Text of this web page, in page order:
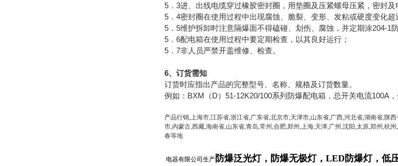
5．3进、出线电缆穿过橡胶密封圈，用垫圈
5．4密封圈在使用过程中出现腐蚀、脆裂、变形、发粘或硬度变化
5．5维护拆卸时注意隔爆面不得磕碰、划伤、腐蚀，并定期涂204-1
5．6配电箱在使用过程中要定期检查，以其良好运行；
5．7非人员严禁开盖维修、检查。
6、订货需知
订货时应指出产品的完整型号、名称、规格及订货数量。
例如：BXM（D）51-12K20/100系列防爆配电箱，总开关电流100A，
产品行销,上海市,江苏省,浙江省,广东省,北京市,天津市,山东省,广西,河北省,湖南省,陕
市,内蒙古,西藏,海南省,山东省,青岛,常州,合肥,郑州,上海,天津,广州,沈阳,太原,郑州,杭
春等地
电器有限公司生产 防爆泛光灯，防爆无极灯，LED防爆灯， 低